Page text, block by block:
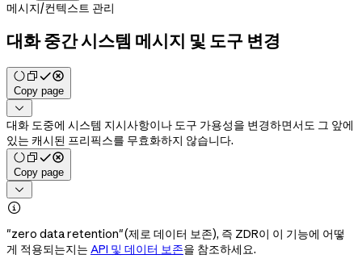
메시지/컨텍스트 관리
대화 중간 시스템 메시지 및 도구 변경
Copy page

대화 도중에 시스템 지시사항이나 도구 가용성을 변경하면서도 그 앞에
있는 캐시된 프리픽스를 무효화하지 않습니다.
Copy page


"zero data retention"(제로 데이터 보존), 즉 ZDR이 이 기능에 어떻
게 적용되는지는 API 및 데이터 보존을 참조하세요.